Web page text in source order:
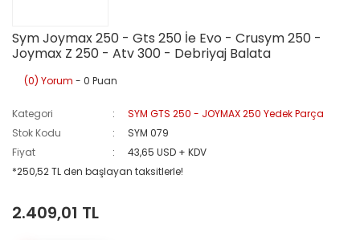
Sym Joymax 250 - Gts 250 İe Evo - Crusym 250 -
Joymax Z 250 - Atv 300 - Debriyaj Balata
(0) Yorum - 0 Puan
Kategori
SYM GTS 250 - JOYMAX 250 Yedek Parça
Stok Kodu
SYM 079
Fiyat
43,65 USD + KDV
*250,52 TL den başlayan taksitlerle!
2.409,01 TL